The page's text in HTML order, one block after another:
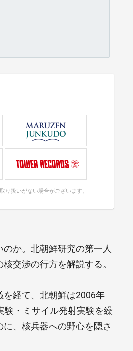
り扱いがない場合がございます。
か。北朝鮮研究の第一人
交渉の行方を解説する。
経て、北朝鮮は2006年
験・ミサイル発射実験を繰
、核兵器への野心を隠さ